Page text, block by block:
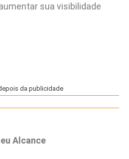
sua visibilidade
da publicidade
Alcance